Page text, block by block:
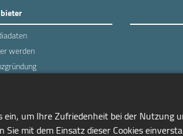
werden
um Ihre Zufriedenheit bei der Nutzung
mit dem Einsatz dieser Cookies